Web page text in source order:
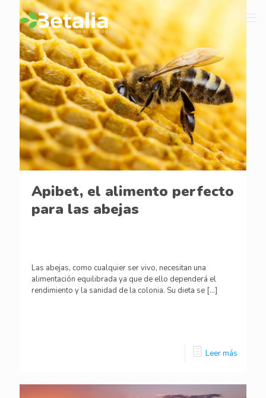
Apibet, el alimento perfecto
para las abejas
Las abejas, como cualquier ser vivo, necesitan una
alimentación equilibrada ya que de ello dependerá el
rendimiento y la sanidad de la colonia. Su dieta se […]
Leer más